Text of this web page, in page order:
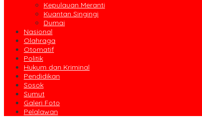
Kepulauan Meranti
Kuantan Singingi
Dumai
Nasional
Olahraga
Otomatif
Politik
Hukum dan Kriminal
Pendidikan
Sosok
Sumut
Galeri Foto
Pelalawan